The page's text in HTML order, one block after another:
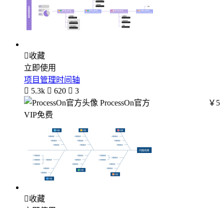
收藏
立即使用
项目管理时间轴
 5.3k  620  3
ProcessOn官方
￥5
VIP免费
收藏